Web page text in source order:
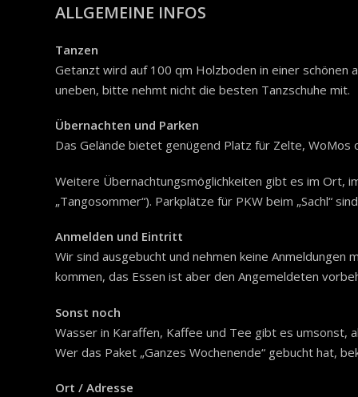
ALLGEMEINE INFOS
Tanzen
Getanzt wird auf 100 qm Holzboden in einer
uneben, bitte nehmt nicht die besten Tanzschuhe mit.
Übernachten und Parken
Das Gelände bietet genügend Platz für Zelte,
Weitere Übernachtungsmöglichkeiten gibt es im Ort,
„Tangosommer“). Parkplätze für PKW beim „Sachl“
Anmelden und Eintritt
Wir sind ausgebucht und nehmen keine
kommen, das Essen ist aber den Angemeldeten
Sonst noch
Wasser in Karaffen, Kaffee und Tee gibt es umsonst,
Wer das Paket „Ganzes Wochenende“ gebucht hat,
Ort / Adresse